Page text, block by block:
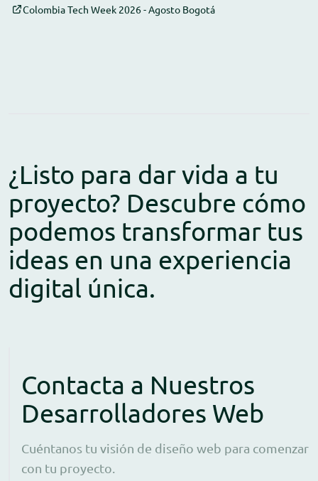
Colombia Tech Week 2026 - Agosto Bogotá
¿Listo para dar vida a tu
proyecto? Descubre cómo
podemos transformar tus
ideas en una experiencia
digital única.
Contacta a Nuestros
Desarrolladores Web
Cuéntanos tu visión de diseño web para comenzar
con tu proyecto.